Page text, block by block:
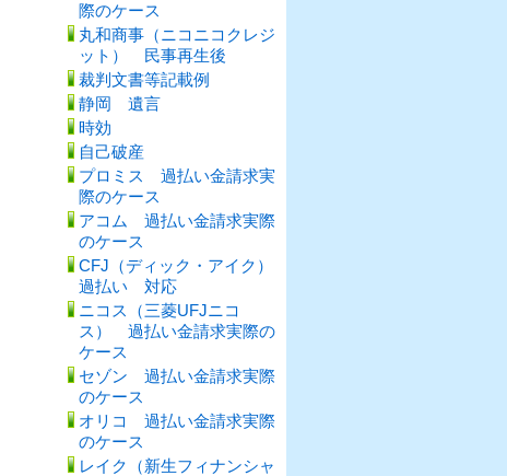
際のケース
丸和商事（ニコニコクレジ
ット） 民事再生後
裁判文書等記載例
静岡 遺言
時効
自己破産
プロミス 過払い金請求実
際のケース
アコム 過払い金請求実際
のケース
CFJ（ディック・アイク）
過払い 対応
ニコス（三菱UFJニコ
ス） 過払い金請求実際の
ケース
セゾン 過払い金請求実際
のケース
オリコ 過払い金請求実際
のケース
レイク（新生フィナンシャ